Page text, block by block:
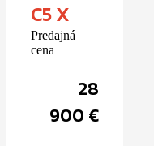
C5 X
Predajná
cena
28
900 €